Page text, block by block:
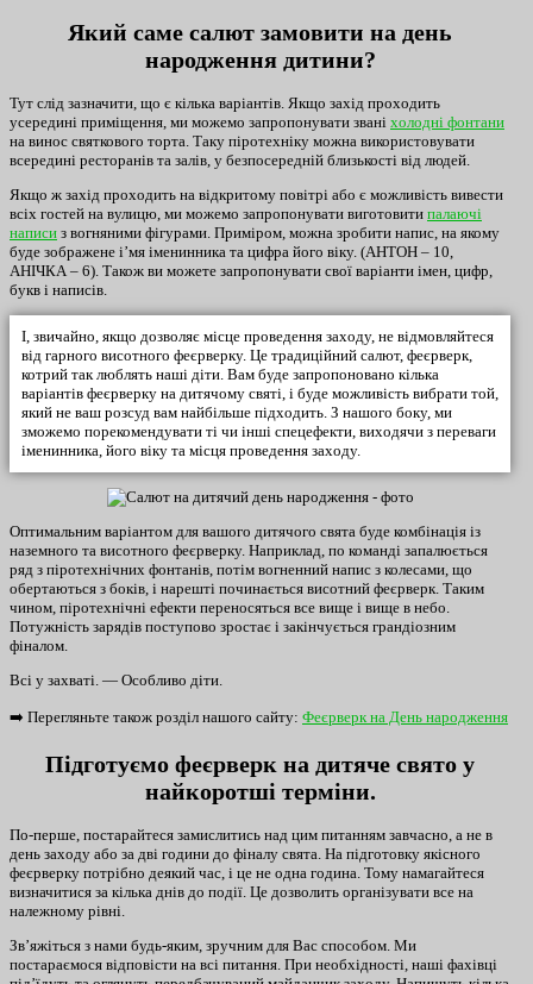
Який саме салют замовити на день
народження дитини?
Тут слід зазначити, що є кілька варіантів. Якщо захід проходить
усередині приміщення, ми можемо запропонувати звані холодні фонтани
на винос святкового торта. Таку піротехніку можна використовувати
всередині ресторанів та залів, у безпосередній близькості від людей.
Якщо ж захід проходить на відкритому повітрі або є можливість вивести
всіх гостей на вулицю, ми можемо запропонувати виготовити палаючі
написи з вогняними фігурами. Приміром, можна зробити напис, на якому
буде зображене і’мя іменинника та цифра його віку. (АНТОН – 10,
АНІЧКА – 6). Також ви можете запропонувати свої варіанти імен, цифр,
букв і написів.
І, звичайно, якщо дозволяє місце проведення заходу, не відмовляйтеся
від гарного висотного феєрверку. Це традиційний салют, феєрверк,
котрий так люблять наші діти. Вам буде запропоновано кілька
варіантів феєрверку на дитячому святі, і буде можливість вибрати той,
який не ваш розсуд вам найбільше підходить. З нашого боку, ми
зможемо порекомендувати ті чи інші спецефекти, виходячи з переваги
іменинника, його віку та місця проведення заходу.
Оптимальним варіантом для вашого дитячого свята буде комбінація із
наземного та висотного феєрверку. Наприклад, по команді запалюється
ряд з піротехнічних фонтанів, потім вогненний напис з колесами, що
обертаються з боків, і нарешті починається висотний феєрверк. Таким
чином, піротехнічні ефекти переносяться все вище і вище в небо.
Потужність зарядів поступово зростає і закінчується грандіозним
фіналом.
Всі у захваті. — Особливо діти.
➡️ Перегляньте також розділ нашого сайту: Феєрверк на День народження
Підготуємо феєрверк на дитяче свято у
найкоротші терміни.
По-перше, постарайтеся замислитись над цим питанням завчасно, а не в
день заходу або за дві години до фіналу свята. На підготовку якісного
феєрверку потрібно деякий час, і це не одна година. Тому намагайтеся
визначитися за кілька днів до події. Це дозволить організувати все на
належному рівні.
Зв’яжіться з нами будь-яким, зручним для Вас способом. Ми
постараємося відповісти на всі питання. При необхідності, наші фахівці